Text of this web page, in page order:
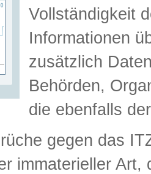
Vollständigkeit
Informationen
zusätzlich
Behörden,
die ebenfalls
gegen das
immaterieller